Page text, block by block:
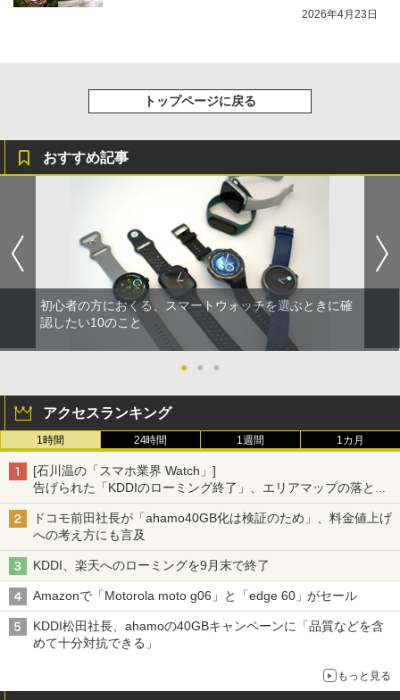
2026年4月23日
トップページに戻る
おすすめ記事
初心者の方におくる、スマートウォッチを選ぶときに確
認したい10のこと
● ● ●
アクセスランキング
1時間 24時間 1週間 1カ月
[石川温の「スマホ業界 Watch」]
告げられた「KDDIのローミング終了」、エリアマップの落とし
穴と楽天モバイルの課題
ドコモ前田社長が「ahamo40GB化は検証のため」、料金値上げ
への考え方にも言及
KDDI、楽天へのローミングを9月末で終了
Amazonで「Motorola moto g06」と「edge 60」がセール
KDDI松田社長、ahamoの40GBキャンペーンに「品質などを含
めて十分対抗できる」
もっと見る